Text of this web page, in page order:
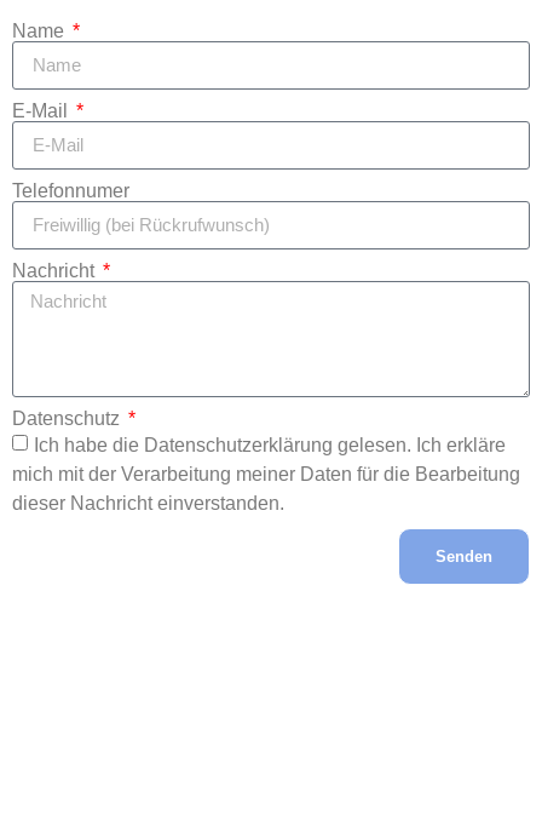
Name
E-Mail
Telefonnumer
Nachricht
Datenschutz
Ich habe die Datenschutzerklärung gelesen. Ich erkläre
mich mit der Verarbeitung meiner Daten für die Bearbeitung
dieser Nachricht einverstanden.
Senden